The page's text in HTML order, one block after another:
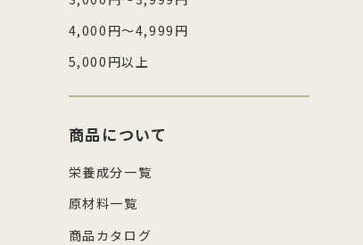
4,000円～4,999円
5,000円以上
商品について
栄養成分一覧
原材料一覧
商品カタログ